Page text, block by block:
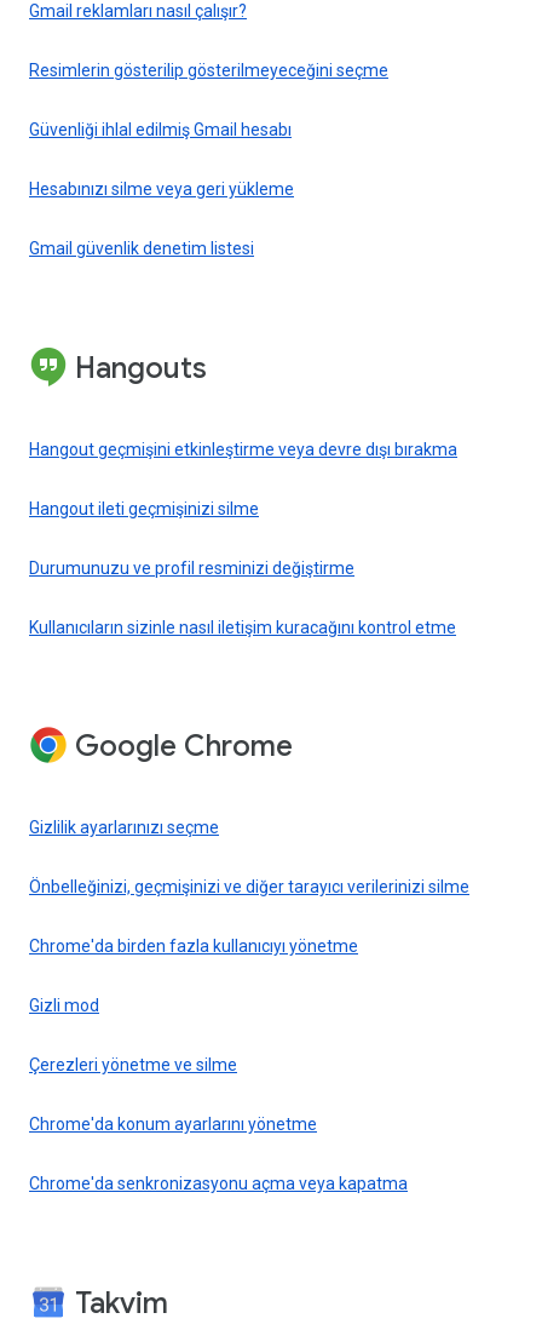
Gmail reklamları nasıl çalışır?
Resimlerin gösterilip gösterilmeyeceğini seçme
Güvenliği ihlal edilmiş Gmail hesabı
Hesabınızı silme veya geri yükleme
Gmail güvenlik denetim listesi
Hangouts
Hangout geçmişini etkinleştirme veya devre dışı bırakma
Hangout ileti geçmişinizi silme
Durumunuzu ve profil resminizi değiştirme
Kullanıcıların sizinle nasıl iletişim kuracağını kontrol etme
Google Chrome
Gizlilik ayarlarınızı seçme
Önbelleğinizi, geçmişinizi ve diğer tarayıcı verilerinizi silme
Chrome'da birden fazla kullanıcıyı yönetme
Gizli mod
Çerezleri yönetme ve silme
Chrome'da konum ayarlarını yönetme
Chrome'da senkronizasyonu açma veya kapatma
Takvim